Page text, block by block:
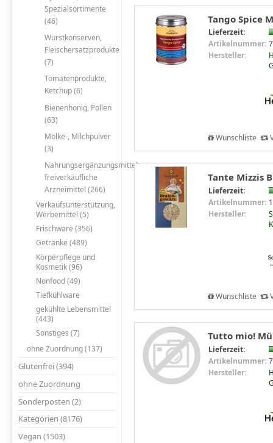
Spezialsortimente
(46)
Wurstkonserven,
Fleischersatzprodukte
(7)
Tomatenprodukte,
Ketchup (6)
Bienenhonig, Pollen
(63)
Molke-, Milchpulver
(3)
Nahrungsergänzungsmittel,
freiverkäufliche
Arzneimittel (266)
Verkaufsunterstützung,
Werbemittel (5)
Frischware (356)
Getränke (489)
Körperpflege und
Kosmetik (96)
Nonfood (49)
Tiefkühlware
gekühlte Lebensmittel
(443)
Sonstiges (7)
ohne Zuordnung (137)
Glutenfrei (394)
ohne Zuordnung
Sonderposten (2)
Kategorien (8176)
Vegan (1503)
Tango Spice
Lieferzeit:
Artikelnummer:
Hersteller:
Wunschliste
Tante Mizzis
Lieferzeit:
Artikelnummer:
Hersteller:
Wunschliste
Tutto mio!
Lieferzeit:
Artikelnummer:
Hersteller: